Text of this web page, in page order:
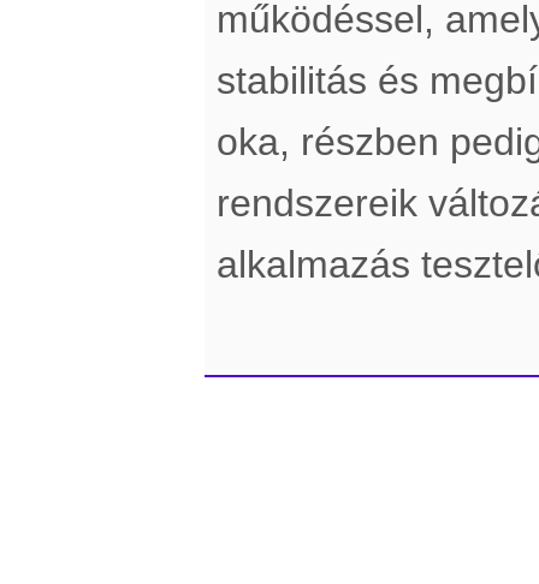
működéssel,
stabilitás és
oka, részben
rendszereik
alkalmazás